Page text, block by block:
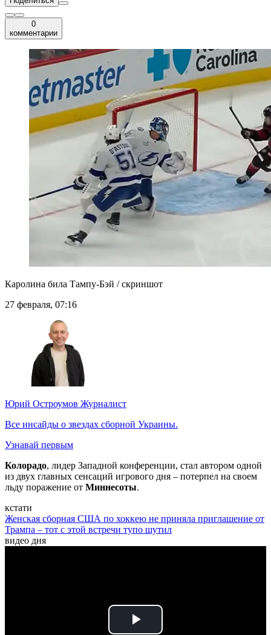
0
комментарии
Каролина била Тампу-Бэй / скриншот
27 февраля, 07:16
Юрий Остроумов Журналист
Все инсайды о звездах сборной Украины.
Узнавай первым
Колорадо, лидер Западной конференции, стал автором одной
из двух главных сенсаций игрового дня – потерпел на своем
льду поражение от Миннесоты.
кстати
Женская сборная США по хоккею не приняла приглашение от
Трампа – тот с этой встречи тупо шутил
видео дня